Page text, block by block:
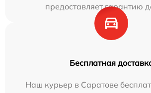
предоставляет гарантию
Бесплатная
Наш курьер в Саратове